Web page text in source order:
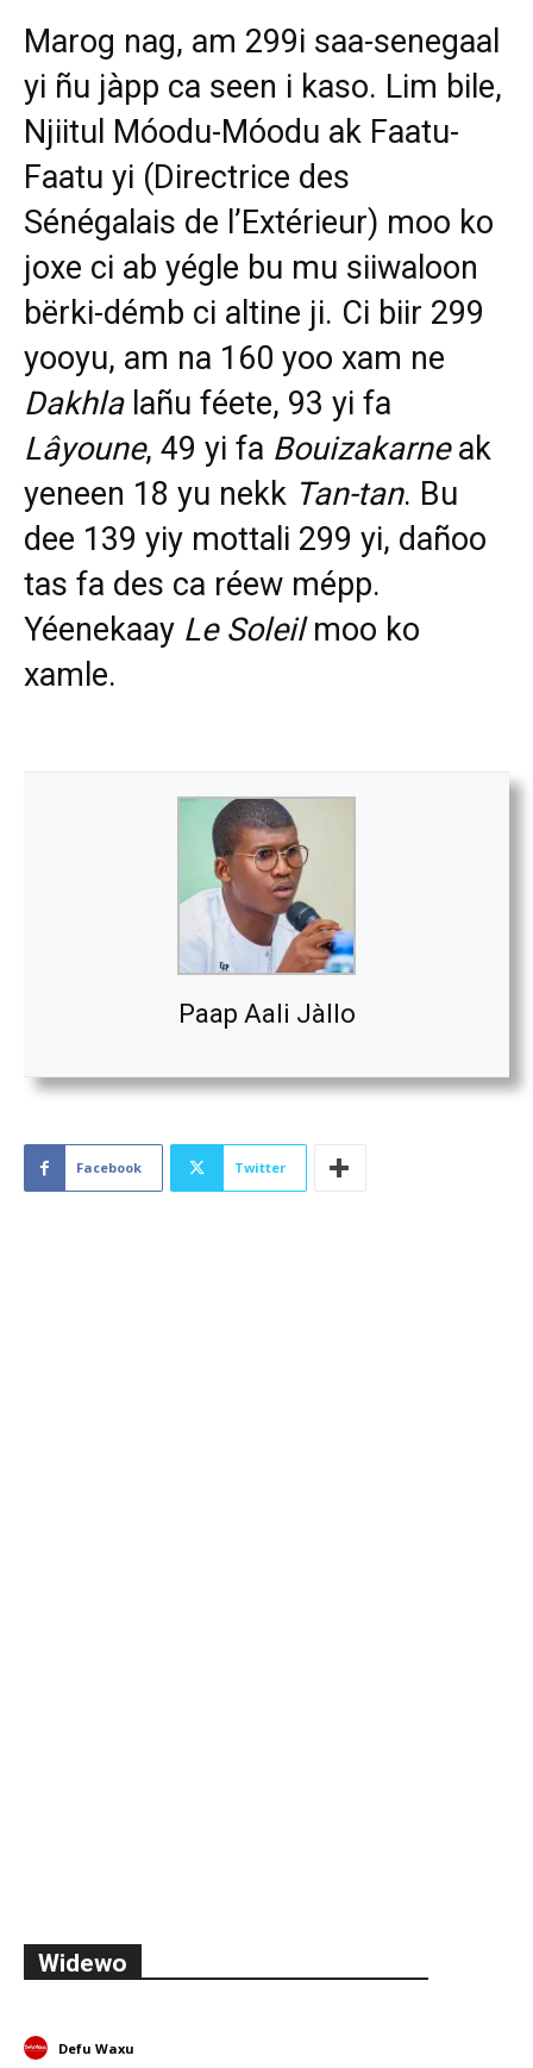
Marog nag, am 299i saa-senegaal
yi ñu jàpp ca seen i kaso. Lim bile,
Njiitul Móodu-Móodu ak Faatu-
Faatu yi (Directrice des
Sénégalais de l’Extérieur) moo ko
joxe ci ab yégle bu mu siiwaloon
bërki-démb ci altine ji. Ci biir 299
yooyu, am na 160 yoo xam ne
Dakhlalañu féete, 93 yi fa
Lâyoune, 49 yi fa Bouizakarneak
yeneen 18 yu nekk Tan-tan. Bu
dee 139 yiy mottali 299 yi, dañoo
tas fa des ca réew mépp.
Yéenekaay Le Soleilmoo ko
xamle.
Paap Aali Jàllo
Facebook Twitter
Widewo
Defu Waxu